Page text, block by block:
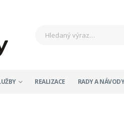
REALIZACE RADY A NÁVODY